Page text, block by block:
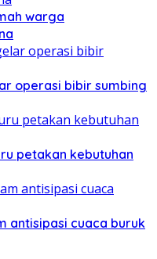
warga
operasi bibir sumbing
petakan kebutuhan
antisipasi cuaca buruk